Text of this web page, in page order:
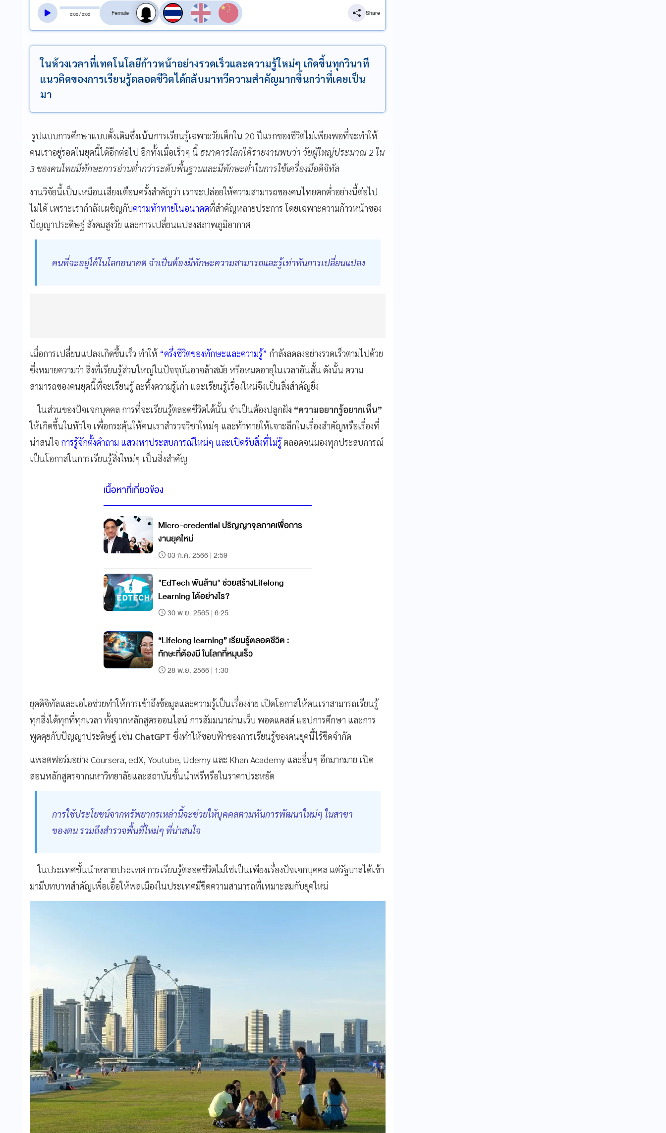
0:00/0:00
สลับเสียงอ่าน
Share
ในห้วงเวลาที่เทคโนโลยีก้าวหน้าอย่างรวดเร็วและความรู้ใหม่ๆ เกิดขึ้นทุกวินาที
แนวคิดของการเรียนรู้ตลอดชีวิตได้กลับมาทวีความสำคัญมากขึ้นกว่าที่เคยเป็น
มา
รูปแบบการศึกษาแบบดั้งเดิมซึ่งเน้นการเรียนรู้เฉพาะวัยเด็กใน 20 ปีแรกของชีวิตไม่เพียงพอที่จะทำให้
คนเราอยู่รอดในยุคนี้ได้อีกต่อไป อีกทั้งเมื่อเร็วๆ นี้ ธนาคารโลกได้รายงานพบว่า วัยผู้ใหญ่ประมาณ 2 ใน
3 ของคนไทยมีทักษะการอ่านต่ำกว่าระดับพื้นฐานและมีทักษะต่ำในการใช้เครื่องมือดิจิทัล
งานวิจัยนี้เป็นเหมือนเสียงเตือนครั้งสำคัญว่า เราจะปล่อยให้ความสามารถของคนไทยตกต่ำอย่างนี้ต่อไป
ไม่ได้ เพราะเรากำลังเผชิญกับความท้าทายในอนาคตที่สำคัญหลายประการ โดยเฉพาะความก้าวหน้าของ
ปัญญาประดิษฐ์ สังคมสูงวัย และการเปลี่ยนแปลงสภาพภูมิอากาศ
คนที่จะอยู่ได้ในโลกอนาคต จำเป็นต้องมีทักษะความสามารถและรู้เท่าทันการเปลี่ยนแปลง
เมื่อการเปลี่ยนแปลงเกิดขึ้นเร็ว ทำให้ “ครึ่งชีวิตของทักษะและความรู้” กำลังลดลงอย่างรวดเร็วตามไปด้วย
ซึ่งหมายความว่า สิ่งที่เรียนรู้ส่วนใหญ่ในปัจจุบันอาจล้าสมัย หรือหมดอายุในเวลาอันสั้น ดังนั้น ความ
สามารถของคนยุคนี้ที่จะเรียนรู้ ละทิ้งความรู้เก่า และเรียนรู้เรื่องใหม่จึงเป็นสิ่งสำคัญยิ่ง
ในส่วนของปัจเจกบุคคล การที่จะเรียนรู้ตลอดชีวิตได้นั้น จำเป็นต้องปลูกฝัง “ความอยากรู้อยากเห็น”
ให้เกิดขึ้นในหัวใจ เพื่อกระตุ้นให้คนเราสำรวจวิชาใหม่ๆ และท้าทายให้เจาะลึกในเรื่องสำคัญหรือเรื่องที่
น่าสนใจ การรู้จักตั้งคำถาม แสวงหาประสบการณ์ใหม่ๆ และเปิดรับสิ่งที่ไม่รู้ตลอดจนมองทุกประสบการณ์
เป็นโอกาสในการเรียนรู้สิ่งใหม่ๆ เป็นสิ่งสำคัญ
เนื้อหาที่เกี่ยวข้อง
Micro-credential ปริญญาจุลภาคเพื่อการ
งานยุคใหม่
03 ก.ค. 2566 | 2:59
"EdTech พันล้าน" ช่วยสร้างLifelong
Learning ได้อย่างไร?
30 พ.ย. 2565 | 6:25
“Lifelong learning” เรียนรู้ตลอดชีวิต :
ทักษะที่ต้องมี ในโลกที่หมุนเร็ว
28 พ.ย. 2566 | 1:30
ยุคดิจิทัลและเอไอช่วยทำให้การเข้าถึงข้อมูลและความรู้เป็นเรื่องง่าย เปิดโอกาสให้คนเราสามารถเรียนรู้
ทุกสิ่งได้ทุกที่ทุกเวลา ทั้งจากหลักสูตรออนไลน์ การสัมมนาผ่านเว็บ พอดแคสต์ แอปการศึกษา และการ
พูดคุยกับปัญญาประดิษฐ์ เช่น ChatGPT ซึ่งทำให้ขอบฟ้าของการเรียนรู้ของคนยุคนี้ไร้ขีดจำกัด
แพลตฟอร์มอย่าง Coursera, edX, Youtube, Udemy และ Khan Academy และอื่นๆ อีกมากมาย เปิด
สอนหลักสูตรจากมหาวิทยาลัยและสถาบันชั้นนำฟรีหรือในราคาประหยัด
การใช้ประโยชน์จากทรัพยากรเหล่านี้จะช่วยให้บุคคลตามทันการพัฒนาใหม่ๆ ในสาขา
ของตน รวมถึงสำรวจพื้นที่ใหม่ๆ ที่น่าสนใจ
ในประเทศชั้นนำหลายประเทศ การเรียนรู้ตลอดชีวิตไม่ใช่เป็นเพียงเรื่องปัจเจกบุคคล แต่รัฐบาลได้เข้า
มามีบทบาทสำคัญเพื่อเอื้อให้พลเมืองในประเทศมีขีดความสามารถที่เหมาะสมกับยุคใหม่